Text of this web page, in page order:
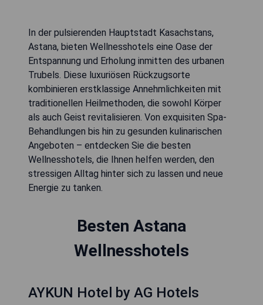
In der pulsierenden Hauptstadt Kasachstans,
Astana, bieten Wellnesshotels eine Oase der
Entspannung und Erholung inmitten des urbanen
Trubels. Diese luxuriösen Rückzugsorte
kombinieren erstklassige Annehmlichkeiten mit
traditionellen Heilmethoden, die sowohl Körper
als auch Geist revitalisieren. Von exquisiten Spa-
Behandlungen bis hin zu gesunden kulinarischen
Angeboten – entdecken Sie die besten
Wellnesshotels, die Ihnen helfen werden, den
stressigen Alltag hinter sich zu lassen und neue
Energie zu tanken.
Besten Astana
Wellnesshotels
AYKUN Hotel by AG Hotels